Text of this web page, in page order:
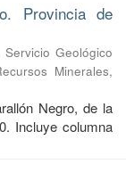
Provincia de
Geológico
Minerales,
Negro, de la
Incluye columna